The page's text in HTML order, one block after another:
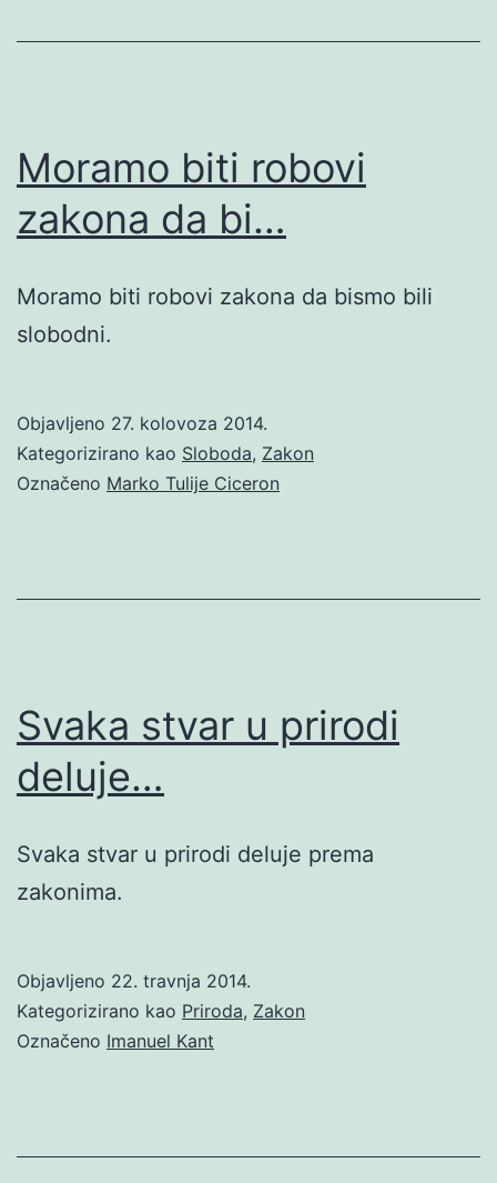
Moramo biti robovi
zakona da bi…
Moramo biti robovi zakona da bismo bili
slobodni.
Objavljeno 27. kolovoza 2014.
Kategorizirano kao Sloboda, Zakon
Označeno Marko Tulije Ciceron
Svaka stvar u prirodi
deluje…
Svaka stvar u prirodi deluje prema
zakonima.
Objavljeno 22. travnja 2014.
Kategorizirano kao Priroda, Zakon
Označeno Imanuel Kant